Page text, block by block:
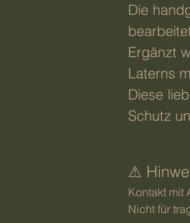
Die
Ergänzt
Laterns
Diese
Schutz
⚠
Kontakt
Nicht für